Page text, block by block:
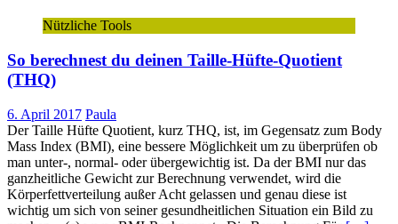
Nützliche Tools
So berechnest du deinen Taille-Hüfte-Quotient
(THQ)
6. April 2017 Paula
Der Taille Hüfte Quotient, kurz THQ, ist, im Gegensatz zum Body
Mass Index (BMI), eine bessere Möglichkeit um zu überprüfen ob
man unter-, normal- oder übergewichtig ist. Da der BMI nur das
ganzheitliche Gewicht zur Berechnung verwendet, wird die
Körperfettverteilung außer Acht gelassen und genau diese ist
wichtig um sich von seiner gesundheitlichen Situation ein Bild zu